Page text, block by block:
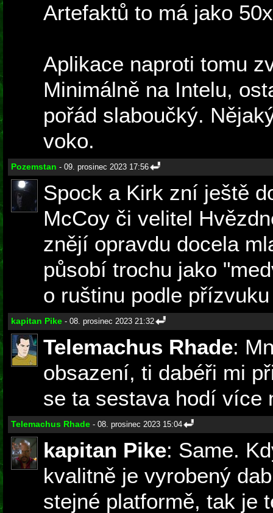
Artefaktů to má jako
Aplikace naproti tomu
Minimálně na Intelu,
pořád slaboučký.
voko.
Pozemstan - 09. prosinec 2023 17:56
Spock a Kirk zní ještě
McCoy či velitel
znějí opravdu docela
působí trochu jako
o ruštinu podle
kapitan Pike - 08. prosinec 2023 21:32
Telemachus Rhade:
obsazení, ti dabéři mi
se ta sestava hodí více
Telemachus Rhade - 08. prosinec 2023 15:04
kapitan Pike: Same.
kvalitně je vyrobený
stejné platformě, tak je